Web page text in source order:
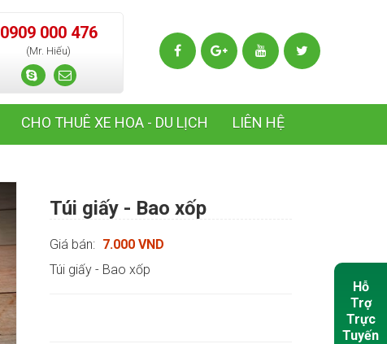
0909 000 476
(Mr. Hiếu)
CHO THUÊ XE HOA - DU LỊCH LIÊN HỆ
Túi giấy - Bao xốp
Giá bán: 7.000 VND
Túi giấy - Bao xốp
Hỗ
Trợ
Trực
Tuyến